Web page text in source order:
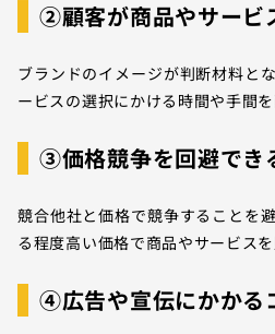
②顧客が商品やサービ
ブランドのイメージが判断材料と
ービスの選択にかける時間や手間を
③価格競争を回避でき
競合他社と価格で競争することを
る程度高い価格で商品やサービスを
④広告や宣伝にかかる